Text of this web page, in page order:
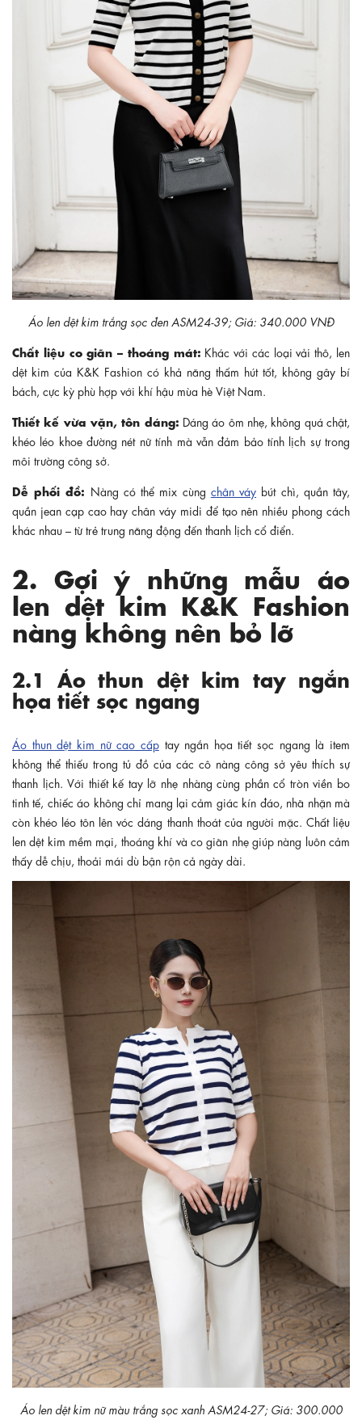
Áo len dệt kim trắng sọc đen ASM24-39; Giá: 340.000 VNĐ
Chất liệu co giãn – thoáng mát: Khác với các loại vải thô, len
dệt kim của K&K Fashion có khả năng thấm hút tốt, không gây bí
bách, cực kỳ phù hợp với khí hậu mùa hè Việt Nam.
Thiết kế vừa vặn, tôn dáng: Dáng áo ôm nhẹ, không quá chật,
khéo léo khoe đường nét nữ tính mà vẫn đảm bảo tính lịch sự trong
môi trường công sở.
Dễ phối đồ: Nàng có thể mix cùng chân váy bút chì, quần tây,
quần jean cạp cao hay chân váy midi để tạo nên nhiều phong cách
khác nhau – từ trẻ trung năng động đến thanh lịch cổ điển.
2. Gợi ý những mẫu áo
len dệt kim K&K Fashion
nàng không nên bỏ lỡ
2.1 Áo thun dệt kim tay ngắn
họa tiết sọc ngang
Áo thun dệt kim nữ cao cấptay ngắn họa tiết sọc ngang là item
không thể thiếu trong tủ đồ của các cô nàng công sở yêu thích sự
thanh lịch. Với thiết kế tay lỡ nhẹ nhàng cùng phần cổ tròn viền bo
tinh tế, chiếc áo không chỉ mang lại cảm giác kín đáo, nhã nhặn mà
còn khéo léo tôn lên vóc dáng thanh thoát của người mặc. Chất liệu
len dệt kim mềm mại, thoáng khí và co giãn nhẹ giúp nàng luôn cảm
thấy dễ chịu, thoải mái dù bận rộn cả ngày dài.
Áo len dệt kim nữ màu trắng sọc xanh ASM24-27; Giá: 300.000